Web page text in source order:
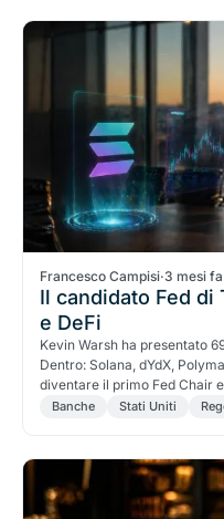
Francesco Campisi·3 mesi fa
Il candidato Fed di
e DeFi
Kevin Warsh ha presentato
Dentro: Solana, dYdX,
diventare il primo Fed Chair
Banche Stati Uniti